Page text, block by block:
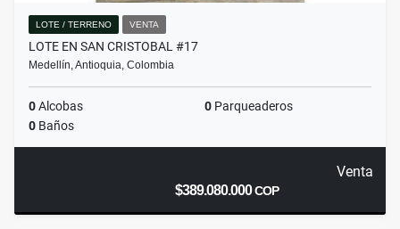
LOTE / TERRENO VENTA
LOTE EN SAN CRISTOBAL #17
Medellín, Antioquia, Colombia
0Alcobas 0 Parqueaderos
0 Baños
Venta
$389.080.000COP